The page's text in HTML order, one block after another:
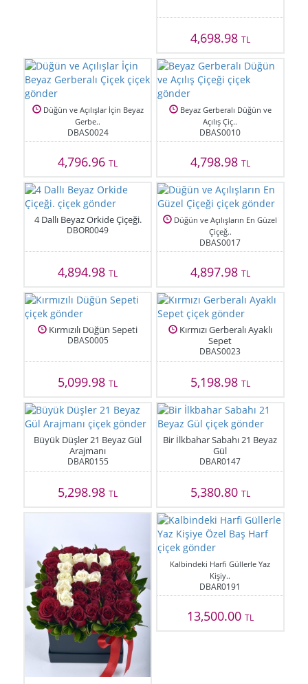
4,698.98 TL
Düğün ve Açılışlar İçin Beyaz
Gerbe..
DBAS0024
4,796.96TL
Beyaz Gerberalı Düğün ve
Açılış Çiç..
DBAS0010
4,798.98 TL
4 Dallı Beyaz Orkide Çiçeği.
DBOR0049
4,894.98TL
Düğün ve Açılışların En Güzel
Çiçeğ..
DBAS0017
4,897.98 TL
Kırmızılı Düğün Sepeti
DBAS0005
5,099.98TL
Kırmızı Gerberalı Ayaklı
Sepet
DBAS0023
5,198.98 TL
Büyük Düşler 21 Beyaz Gül
Arajmanı
DBAR0155
5,298.98TL
Bir İlkbahar Sabahı 21 Beyaz
Gül
DBAR0147
5,380.80 TL
Kalbindeki Harfi Güllerle Yaz
Kişiy..
DBAR0191
13,500.00 TL